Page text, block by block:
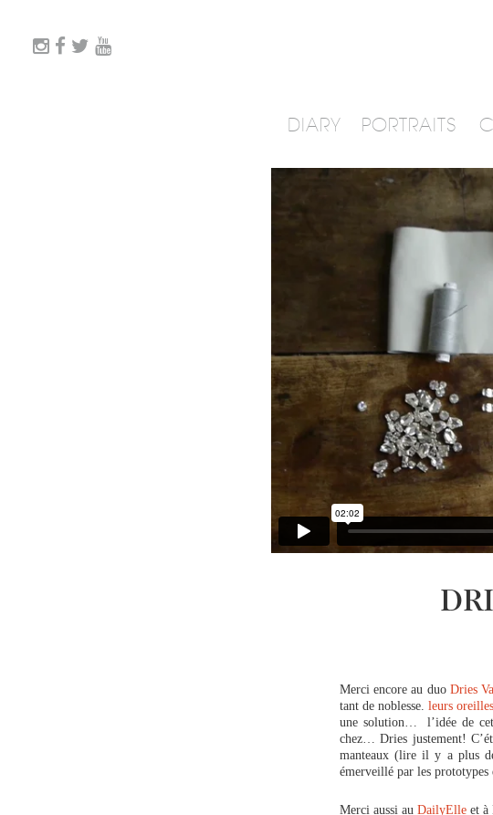
DIARY PORTRAITS
Merci encore au duo Dries
tant de noblesse.leurs
une solution… l’idée de
chez… Dries justement!
manteaux (lire il y a plus
émerveillé par les
Merci aussi au DailyElle et à